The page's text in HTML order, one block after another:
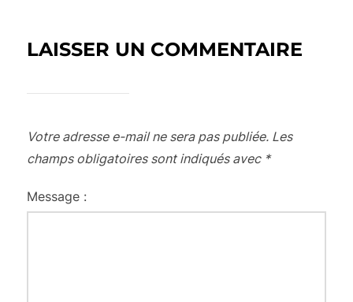
LAISSER UN COMMENTAIRE
Votre adresse e-mail ne sera pas publiée. Les
champs obligatoires sont indiqués avec *
Message :